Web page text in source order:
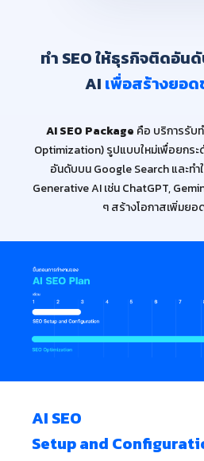
ทำ SEO ให้ธุรกิจติดอัน
AI เพื่อสร้างยอด
AI SEO Package คือ บริการรับ
Optimization) รูปแบบใหม่เพื่อยกร
อันดับบน Google Search และท
Generative AI เช่น ChatGPT,
ๆ สร้างโอกาสเพิ่มยอ
AI SEO
Setup and